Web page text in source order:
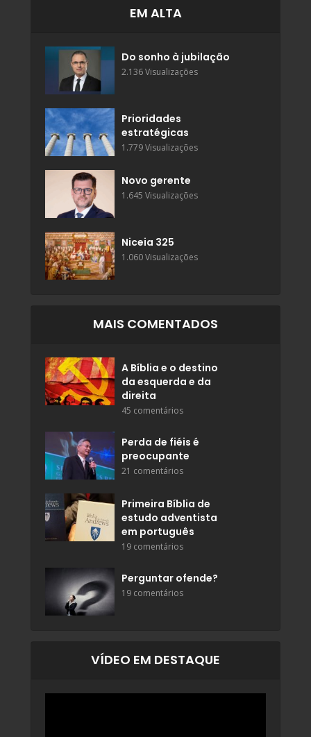
EM ALTA
Do sonho à jubilação
2.136 Visualizações
Prioridades
estratégicas
1.779 Visualizações
Novo gerente
1.645 Visualizações
Niceia 325
1.060 Visualizações
MAIS COMENTADOS
A Bíblia e o destino
da esquerda e da
direita
45 comentários
Perda de fiéis é
preocupante
21 comentários
Primeira Bíblia de
estudo adventista
em português
19 comentários
Perguntar ofende?
19 comentários
VÍDEO EM DESTAQUE